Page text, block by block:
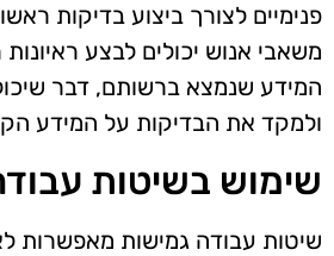
פנימיים לצורך ביצוע בדיקות
משאבי אנוש יכולים לבצע ראיונות
המידע שנמצא ברשותם, דבר
ולמקד את הבדיקות על המידע
שימוש בשיטות
שיטות עבודה גמישות מאפשרות